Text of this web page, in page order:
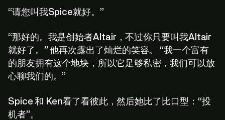
“请您叫我Spice就好。”
“那好的。我是创始者Altair，不过你只要叫我Altair
就好了。” 他再次露出了灿烂的笑容。 “我一个富有
的朋友拥有这个地块，所以它足够私密，我们可以放
心聊我们的。”
Spice 和 Ken看了看彼此，然后她比了比口型：“投
机者”。